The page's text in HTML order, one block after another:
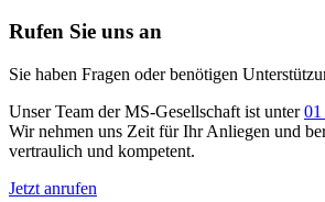
Rufen Sie uns an
Sie haben Fragen oder benötigen
Unser Team der MS-Gesellschaft ist unter01
Wir nehmen uns Zeit für Ihr Anliegen und
vertraulich und kompetent.
Jetzt anrufen